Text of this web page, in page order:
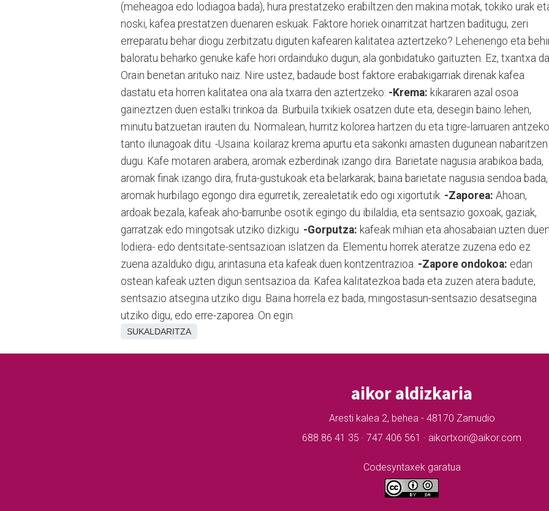
(meheagoa edo lodiagoa bada), hura prestatzeko erabiltzen den makina motak, tokiko urak
noski, kafea prestatzen duenaren eskuak. Faktore horiek oinarritzat hartzen baditugu, zeri
erreparatu behar diogu zerbitzatu diguten kafearen kalitatea aztertzeko? Lehenengo eta
baloratu beharko genuke kafe hori ordainduko dugun, ala gonbidatuko gaituzten. Ez, txantxa
Orain benetan arituko naiz. Nire ustez, badaude bost faktore erabakigarriak direnak kafea
dastatu eta horren kalitatea ona ala txarra den aztertzeko: -Krema: kikararen azal osoa
gaineztzen duen estalki trinkoa da. Burbuila txikiek osatzen dute eta, desegin baino lehen,
minutu batzuetan irauten du. Normalean, hurritz kolorea hartzen du eta tigre-larruaren antzeko
tanto ilunagoak ditu. -Usaina: koilaraz krema apurtu eta sakonki arnasten dugunean nabaritzen
dugu. Kafe motaren arabera, aromak ezberdinak izango dira. Barietate nagusia arabikoa bada,
aromak finak izango dira, fruta-gustukoak eta belarkarak; baina barietate nagusia sendoa bada,
aromak hurbilago egongo dira egurretik, zerealetatik edo ogi xigortutik. -Zaporea: Ahoan,
ardoak bezala, kafeak aho-barrunbe osotik egingo du ibilaldia, eta sentsazio goxoak, gaziak,
garratzak edo mingotsak utziko dizkigu. -Gorputza: kafeak mihian eta ahosabaian uzten duen
lodiera- edo dentsitate-sentsazioan islatzen da. Elementu horrek ateratze zuzena edo ez
zuena azalduko digu, arintasuna eta kafeak duen kontzentrazioa. -Zapore ondokoa: edan
ostean kafeak uzten digun sentsazioa da. Kafea kalitatezkoa bada eta zuzen atera badute,
sentsazio atsegina utziko digu. Baina horrela ez bada, mingostasun-sentsazio desatsegina
utziko digu, edo erre-zaporea. On egin.
SUKALDARITZA
aikor aldizkaria
Aresti kalea 2, behea - 48170 Zamudio
688 86 41 35 · 747 406 561 · aikortxori@aikor.com
Codesyntaxek garatua